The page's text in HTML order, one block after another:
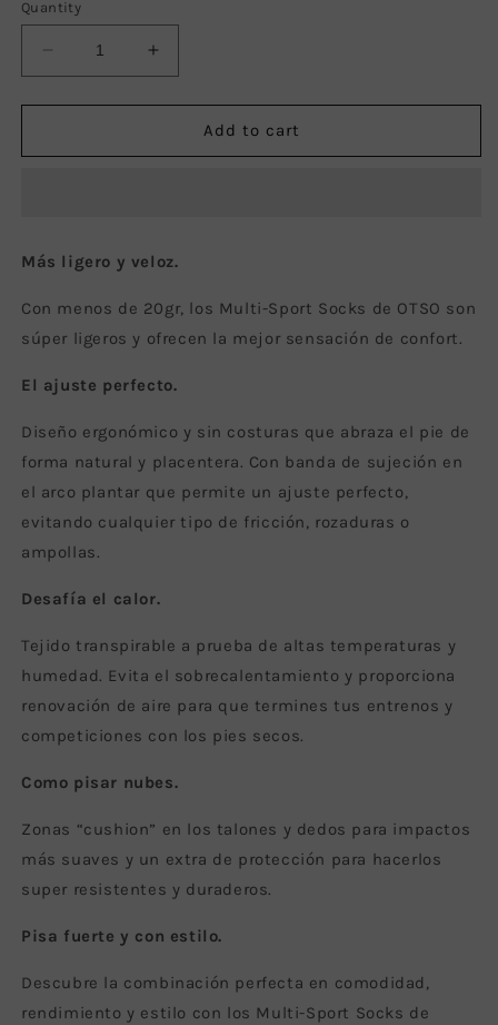
Quantity
Decrease
quantity
for
Multideporte
Blue
Yellow
Increase
quantity
for
Medias
Multideporte
Blue
Yellow
Add to cart
Más ligero y veloz.
Con menos de 20gr, los Multi-Sport Socks de OTSO son
súper ligeros y ofrecen la mejor sensación de confort.
El ajuste perfecto.
Diseño ergonómico y sin costuras que abraza el pie de
forma natural y placentera. Con banda de sujeción en
el arco plantar que permite un ajuste perfecto,
evitando cualquier tipo de fricción, rozaduras o
ampollas.
Desafía el calor.
Tejido transpirable a prueba de altas temperaturas y
humedad. Evita el sobrecalentamiento y proporciona
renovación de aire para que termines tus entrenos y
competiciones con los pies secos.
Como pisar nubes.
Zonas “cushion” en los talones y dedos para impactos
más suaves y un extra de protección para hacerlos
super resistentes y duraderos.
Pisa fuerte y con estilo.
Descubre la combinación perfecta en comodidad,
rendimiento y estilo con los Multi-Sport Socks de